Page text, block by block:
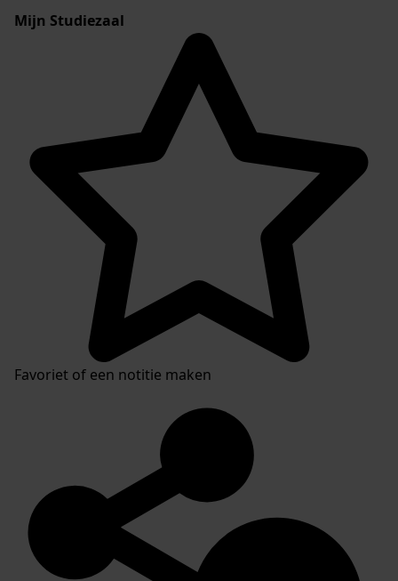
Mijn Studiezaal
Favoriet of een notitie maken